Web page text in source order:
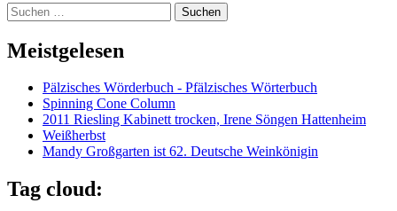
Suchen
nach:
Meistgelesen
Pälzisches Wörderbuch - Pfälzisches Wörterbuch
Spinning Cone Column
2011 Riesling Kabinett trocken, Irene Söngen Hattenheim
Weißherbst
Mandy Großgarten ist 62. Deutsche Weinkönigin
Tag cloud: